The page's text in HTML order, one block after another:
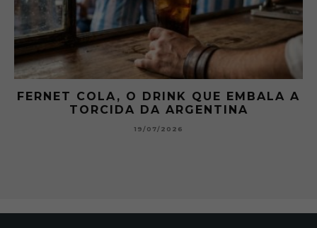
FERNET COLA, O DRINK QUE EMBALA A
TORCIDA DA ARGENTINA
19/07/2026